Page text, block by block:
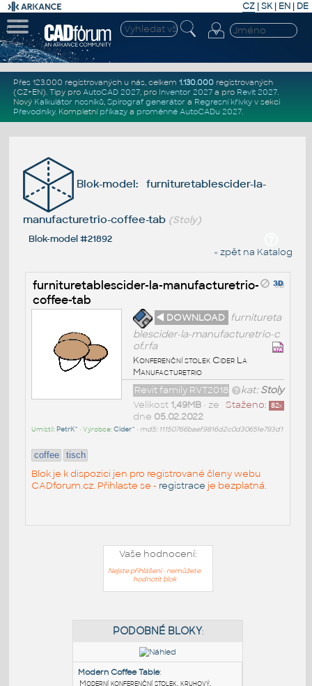
CZ | SK| EN | DE
Přes 123.000 registrovaných u nás, celkem 1.130.000registrovaných
(CZ+EN). Tipy pro AutoCAD 2027, pro Inventor 2027a pro Revit 2027.
Nový Kalkulátor nosníků, Spirograf generátor a Regresní křivkyv sekci
Převodníky. Kompletní příkazya proměnné AutoCADu 2027.
Blok-model: furnituretablescider-la-
manufacturetrio-coffee-tab (Stoly)
Blok-model #21892
« zpět na Katalog
furnituretablescider-la-manufacturetrio-
coffee-tab
◄ DOWNLOAD furnitureta
blescider-la-manufacturetrio-c
of.rfa
Konferenční stolek Cider La
Manufacturetrio
kat:Stoly
Revit family RVT2018
Staženo: 82x
Velikost 1,49MB• ze
dne 05.02.2022
Umístil: PetrK^ • Výrobce:Cider^ • md5: 11150766baef9816d2c0d30651e793d1
coffee tisch
Blok je k dispozici jen pro registrované členy webu
CADforum.cz. Přihlaste se - registrace je bezplatná.
Vaše hodnocení:
Nejste přihlášeni - nemůžete
hodnotit blok